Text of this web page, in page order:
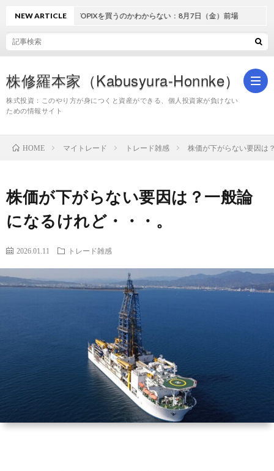
株修羅本家（Kabusyura-Honnke）
株式投資：このやり方が身につくと資産ができる、個人投資家が負けない
ための情報サイト
株
NEW ARTICLE
どうしてTOPIXを買うのかわからない：8月7日（金）前場
HOME マイトレード トレード雑感 株価が下がらない要因は
株価が下がらない要因は？一般論
になるけれど・・・。
2026.01.11 トレード雑感